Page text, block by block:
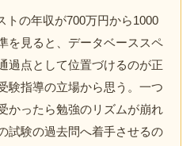
トの年収が700万円から1000
を見ると、データベーススペ
過点として位置づけるのが正
験指導の立場から思う。一つ
かったら勉強のリズムが崩れ
試験の過去問へ着手させるの